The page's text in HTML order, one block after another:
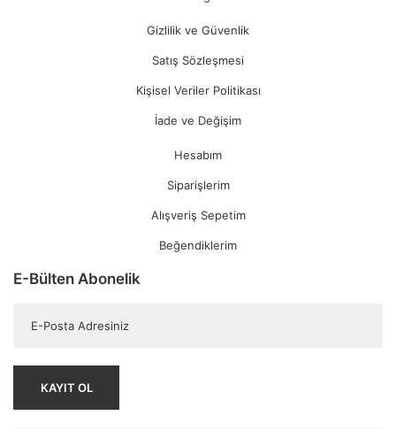
Gizlilik ve Güvenlik
Satış Sözleşmesi
Kişisel Veriler Politikası
İade ve Değişim
Hesabım
Siparişlerim
Alışveriş Sepetim
Beğendiklerim
E-Bülten Abonelik
KAYIT OL